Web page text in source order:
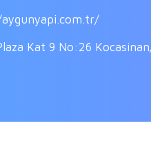
Kat 9 No:26